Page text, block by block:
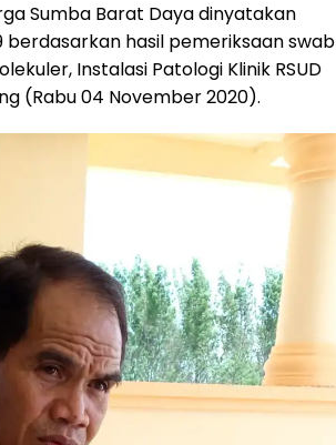
Sumba Barat Daya dinyatakan
berdasarkan hasil pemeriksaan swab
Instalasi Patologi Klinik RSUD
(Rabu 04 November 2020).